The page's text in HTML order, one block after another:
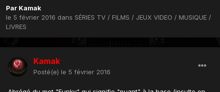
Par Kamak
le 5 février 2016 dans SÉRIES TV / FILMS / JEUX VIDEO / MUSIQUE /
LIVRES
Kamak
Posté(e) le 5 février 2016